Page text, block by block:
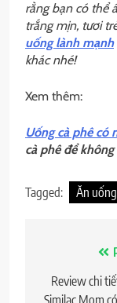
rằng bạn có thể
trắng mịn, tươi
uống lành mạnh
khác nhé!
Xem thêm:
Uống cà phê có
cà phê để
Tagged: Ăn
hướng
Review chi